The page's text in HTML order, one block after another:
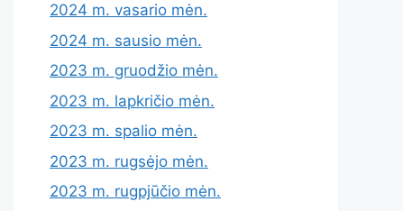
2024 m. vasario mėn.
2024 m. sausio mėn.
2023 m. gruodžio mėn.
2023 m. lapkričio mėn.
2023 m. spalio mėn.
2023 m. rugsėjo mėn.
2023 m. rugpjūčio mėn.